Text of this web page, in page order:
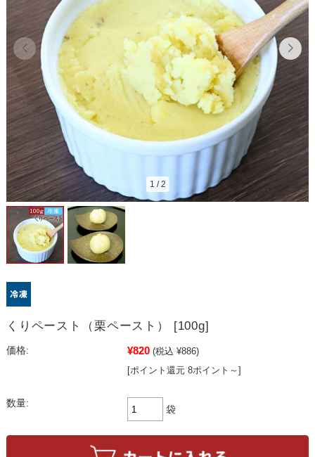
1 /2
くりペースト（栗ペースト） [100g]
価格: ¥820 (税込 ¥886)
[ポイント還元 8ポイント～]
数量:
袋